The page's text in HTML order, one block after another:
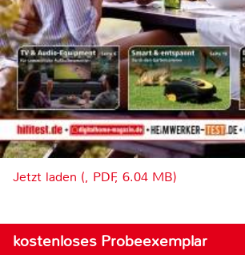
Jetzt laden (, PDF, 6.04 MB)
kostenloses Probeexemplar